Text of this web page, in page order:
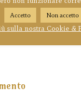
Accetto Non accetto
sulla nostra Cookie &